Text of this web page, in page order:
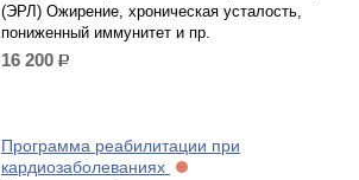
(ЭРЛ) Ожирение, хроническая усталость,
пониженный иммунитет и пр.
16 200 р.
Программа реабилитации при
кардиозаболеваниях